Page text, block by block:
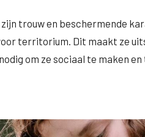
trouw en beschermende
territorium. Dit maakt ze
om ze sociaal te maken